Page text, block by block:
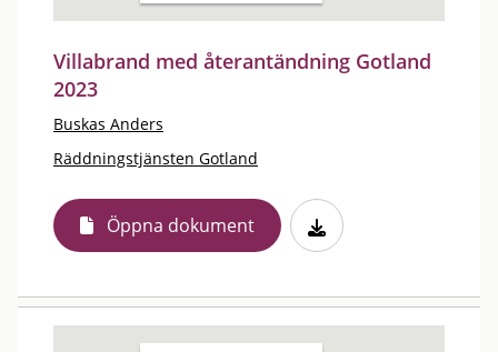
Villabrand med återantändning Gotland
2023
Buskas Anders
Räddningstjänsten Gotland
Öppna dokument